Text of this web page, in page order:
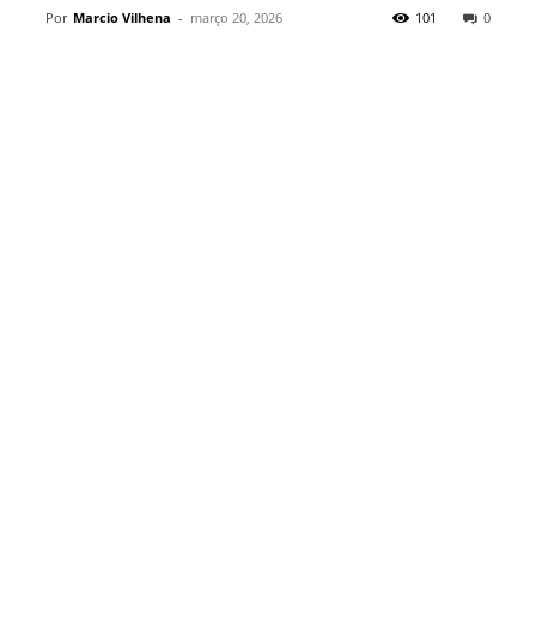
Por Marcio Vilhena - março 20, 2026 0
101